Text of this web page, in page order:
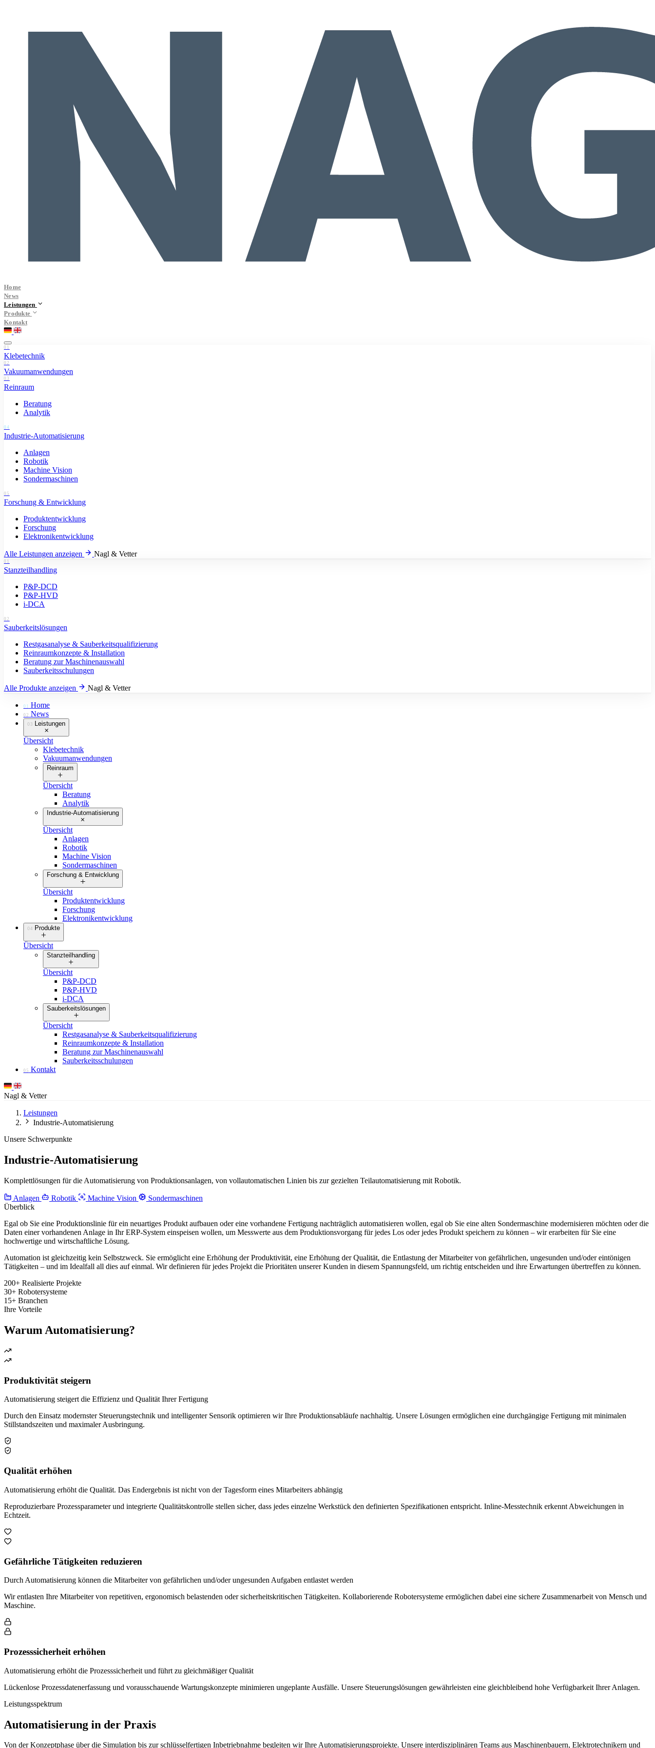
Home
News
Leistungen
Produkte
Kontakt
01
Klebetechnik
02
Vakuumanwendungen
03
Reinraum
Beratung
Analytik
04
Industrie-Automatisierung
Anlagen
Robotik
Machine Vision
Sondermaschinen
05
Forschung & Entwicklung
Produktentwicklung
Forschung
Elektronikentwicklung
Alle Leistungen anzeigen Nagl & Vetter
01
Stanzteilhandling
P&P-DCD
P&P-HVD
i-DCA
02
Sauberkeitslösungen
Restgasanalyse & Sauberkeitsqualifizierung
Reinraumkonzepte & Installation
Beratung zur Maschinenauswahl
Sauberkeitsschulungen
Alle Produkte anzeigen Nagl & Vetter
01 Home
02 News
03 Leistungen
Übersicht
Klebetechnik
Vakuumanwendungen
Reinraum
Übersicht
Beratung
Analytik
Industrie-Automatisierung
Übersicht
Anlagen
Robotik
Machine Vision
Sondermaschinen
Forschung & Entwicklung
Übersicht
Produktentwicklung
Forschung
Elektronikentwicklung
04 Produkte
Übersicht
Stanzteilhandling
Übersicht
P&P-DCD
P&P-HVD
i-DCA
Sauberkeitslösungen
Übersicht
Restgasanalyse & Sauberkeitsqualifizierung
Reinraumkonzepte & Installation
Beratung zur Maschinenauswahl
Sauberkeitsschulungen
05 Kontakt
Nagl & Vetter
Leistungen
Industrie-Automatisierung
Unsere Schwerpunkte
Industrie-Automatisierung
Komplettlösungen für die Automatisierung von Produktionsanlagen, von vollautomatischen Linien bis zur gezielten Teilautomatisierung mit Robotik.
Anlagen Robotik Machine Vision
Sondermaschinen
Überblick
Egal ob Sie eine Produktionslinie für ein neuartiges Produkt aufbauen oder eine vorhandene Fertigung nachträglich automatisieren wollen, egal ob Sie eine alten Sondermaschine modernisieren möchten oder die
Daten einer vorhandenen Anlage in Ihr ERP-System einspeisen wollen, um Messwerte aus dem Produktionsvorgang für jedes Los oder jedes Produkt speichern zu können – wir erarbeiten für Sie eine
hochwertige und wirtschaftliche Lösung.
Automation ist gleichzeitig kein Selbstzweck. Sie ermöglicht eine Erhöhung der Produktivität, eine Erhöhung der Qualität, die Entlastung der Mitarbeiter von gefährlichen, ungesunden und/oder eintönigen
Tätigkeiten – und im Idealfall all dies auf einmal. Wir definieren für jedes Projekt die Prioritäten unserer Kunden in diesem Spannungsfeld, um richtig entscheiden und ihre Erwartungen übertreffen zu können.
200+ Realisierte Projekte
30+ Robotersysteme
15+ Branchen
Ihre Vorteile
Warum Automatisierung?
Produktivität steigern
Automatisierung steigert die Effizienz und Qualität Ihrer Fertigung
Durch den Einsatz modernster Steuerungstechnik und intelligenter Sensorik optimieren wir Ihre Produktionsabläufe nachhaltig. Unsere Lösungen ermöglichen eine durchgängige Fertigung mit minimalen
Stillstandszeiten und maximaler Ausbringung.
Qualität erhöhen
Automatisierung erhöht die Qualität. Das Endergebnis ist nicht von der Tagesform eines Mitarbeiters abhängig
Reproduzierbare Prozessparameter und integrierte Qualitätskontrolle stellen sicher, dass jedes einzelne Werkstück den definierten Spezifikationen entspricht. Inline-Messtechnik erkennt Abweichungen in
Echtzeit.
Gefährliche Tätigkeiten reduzieren
Durch Automatisierung können die Mitarbeiter von gefährlichen und/oder ungesunden Aufgaben entlastet werden
Wir entlasten Ihre Mitarbeiter von repetitiven, ergonomisch belastenden oder sicherheitskritischen Tätigkeiten. Kollaborierende Robotersysteme ermöglichen dabei eine sichere Zusammenarbeit von Mensch und
Maschine.
Prozesssicherheit erhöhen
Automatisierung erhöht die Prozesssicherheit und führt zu gleichmäßiger Qualität
Lückenlose Prozessdatenerfassung und vorausschauende Wartungskonzepte minimieren ungeplante Ausfälle. Unsere Steuerungslösungen gewährleisten eine gleichbleibend hohe Verfügbarkeit Ihrer Anlagen.
Leistungsspektrum
Automatisierung in der Praxis
Von der Konzeptphase über die Simulation bis zur schlüsselfertigen Inbetriebnahme begleiten wir Ihre Automatisierungsprojekte. Unsere interdisziplinären Teams aus Maschinenbauern, Elektrotechnikern und